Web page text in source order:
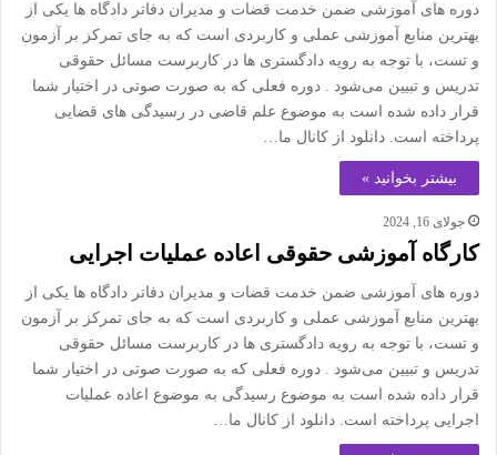
دوره های آموزشی ضمن خدمت قضات و مدیران دفاتر دادگاه ها یکی از
بهترین منابع آموزشی عملی و کاربردی است که به جای تمرکز بر آزمون
و تست، با توجه به رویه دادگستری ها در کاربرست مسائل حقوقی
تدریس و تبیین می‌شود . دوره فعلی که به صورت صوتی در اختیار شما
قرار داده شده است به موضوع علم قاضی در رسیدگی های قضایی
پرداخته است. دانلود از کانال ما…
بیشتر بخوانید »
جولای 16, 2024
کارگاه آموزشی حقوقی اعاده عملیات اجرایی
دوره های آموزشی ضمن خدمت قضات و مدیران دفاتر دادگاه ها یکی از
بهترین منابع آموزشی عملی و کاربردی است که به جای تمرکز بر آزمون
و تست، با توجه به رویه دادگستری ها در کاربرست مسائل حقوقی
تدریس و تبیین می‌شود . دوره فعلی که به صورت صوتی در اختیار شما
قرار داده شده است به موضوع رسیدگی به موضوع اعاده عملیات
اجرایی پرداخته است. دانلود از کانال ما…